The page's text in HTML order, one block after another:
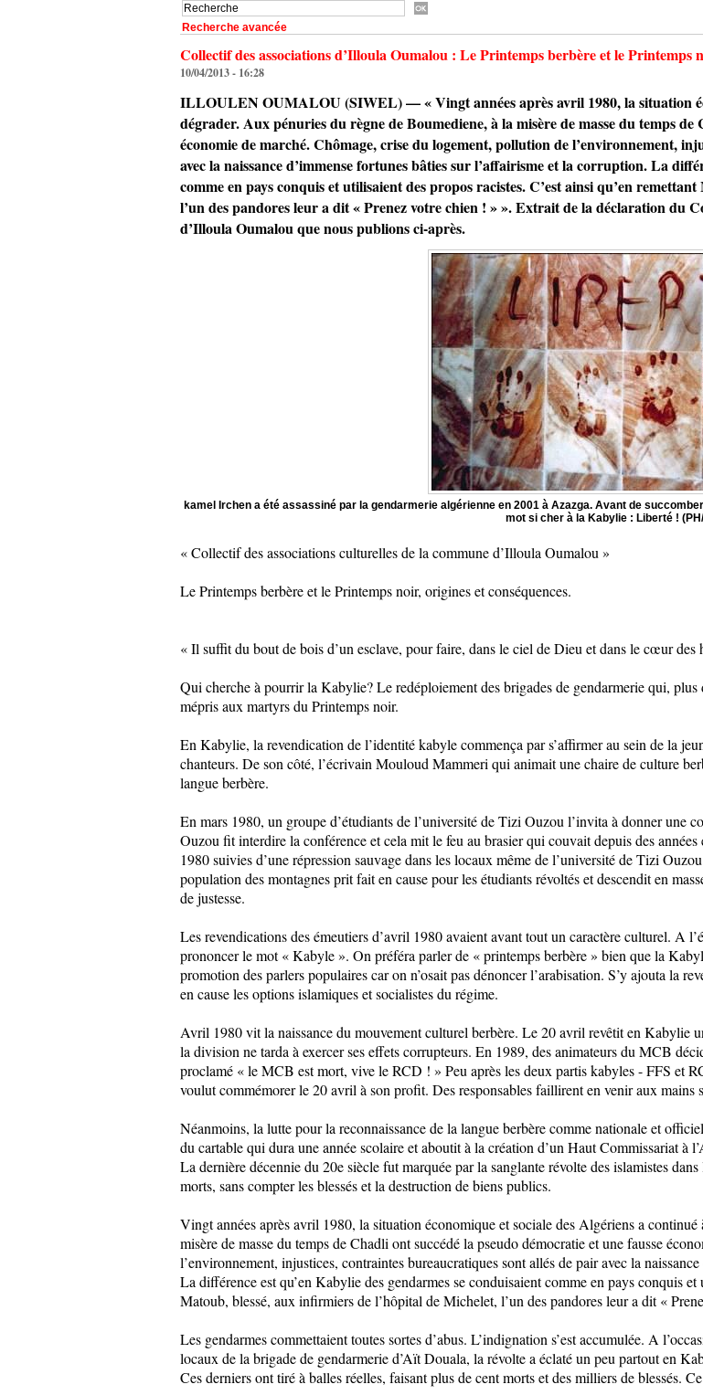
Recherche avancée
Collectif des associations d’Illoula Oumalou : Le Printemps berbère et le Printemps
10/04/2013 - 16:28
ILLOULEN OUMALOU (SIWEL) — « Vingt années après avril 1980, la situation
dégrader. Aux pénuries du règne de Boumediene, à la misère de masse du temps
économie de marché. Chômage, crise du logement, pollution de l’environnement,
avec la naissance d’immense fortunes bâties sur l’affairisme et la corruption. La
comme en pays conquis et utilisaient des propos racistes. C’est ainsi qu’en
l’un des pandores leur a dit « Prenez votre chien ! » ». Extrait de la déclaration du
d’Illoula Oumalou que nous publions ci-après.
kamel Irchen a été assassiné par la gendarmerie algérienne en 2001 à Azazga. Avant de
mot si cher à la Kabylie : Liberté !
« Collectif des associations culturelles de la commune d’Illoula Oumalou »
Le Printemps berbère et le Printemps noir, origines et conséquences.
« Il suffit du bout de bois d’un esclave, pour faire, dans le ciel de Dieu et dans le cœur
Qui cherche à pourrir la Kabylie? Le redéploiement des brigades de gendarmerie qui,
mépris aux martyrs du Printemps noir.
En Kabylie, la revendication de l’identité kabyle commença par s’affirmer au sein de la
chanteurs. De son côté, l’écrivain Mouloud Mammeri qui animait une chaire de culture
langue berbère.
En mars 1980, un groupe d’étudiants de l’université de Tizi Ouzou l’invita à donner une
Ouzou fit interdire la conférence et cela mit le feu au brasier qui couvait depuis des années
1980 suivies d’une répression sauvage dans les locaux même de l’université de Tizi
population des montagnes prit fait en cause pour les étudiants révoltés et descendit en
de justesse.
Les revendications des émeutiers d’avril 1980 avaient avant tout un caractère culturel. A
prononcer le mot « Kabyle ». On préféra parler de « printemps berbère » bien que la
promotion des parlers populaires car on n’osait pas dénoncer l’arabisation. S’y ajouta la
en cause les options islamiques et socialistes du régime.
Avril 1980 vit la naissance du mouvement culturel berbère. Le 20 avril revêtit en Kabylie
la division ne tarda à exercer ses effets corrupteurs. En 1989, des animateurs du MCB
proclamé « le MCB est mort, vive le RCD ! » Peu après les deux partis kabyles - FFS et
voulut commémorer le 20 avril à son profit. Des responsables faillirent en venir aux mains
Néanmoins, la lutte pour la reconnaissance de la langue berbère comme nationale et
du cartable qui dura une année scolaire et aboutit à la création d’un Haut Commissariat à
La dernière décennie du 20e siècle fut marquée par la sanglante révolte des islamistes
morts, sans compter les blessés et la destruction de biens publics.
Vingt années après avril 1980, la situation économique et sociale des Algériens a
misère de masse du temps de Chadli ont succédé la pseudo démocratie et une fausse
l’environnement, injustices, contraintes bureaucratiques sont allés de pair avec la
La différence est qu’en Kabylie des gendarmes se conduisaient comme en pays conquis
Matoub, blessé, aux infirmiers de l’hôpital de Michelet, l’un des pandores leur a dit «
Les gendarmes commettaient toutes sortes d’abus. L’indignation s’est accumulée. A
locaux de la brigade de gendarmerie d’Aït Douala, la révolte a éclaté un peu partout en
Ces derniers ont tiré à balles réelles, faisant plus de cent morts et des milliers de blessés.